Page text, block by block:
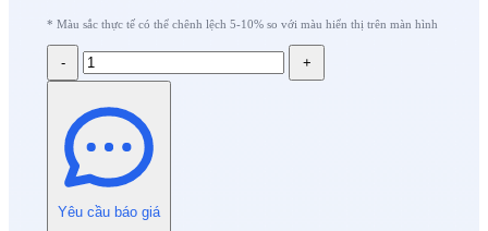
* Màu sắc thực tế có thể chênh lệch 5-10% so với màu hiển thị trên màn hình
- +
Yêu cầu báo giá